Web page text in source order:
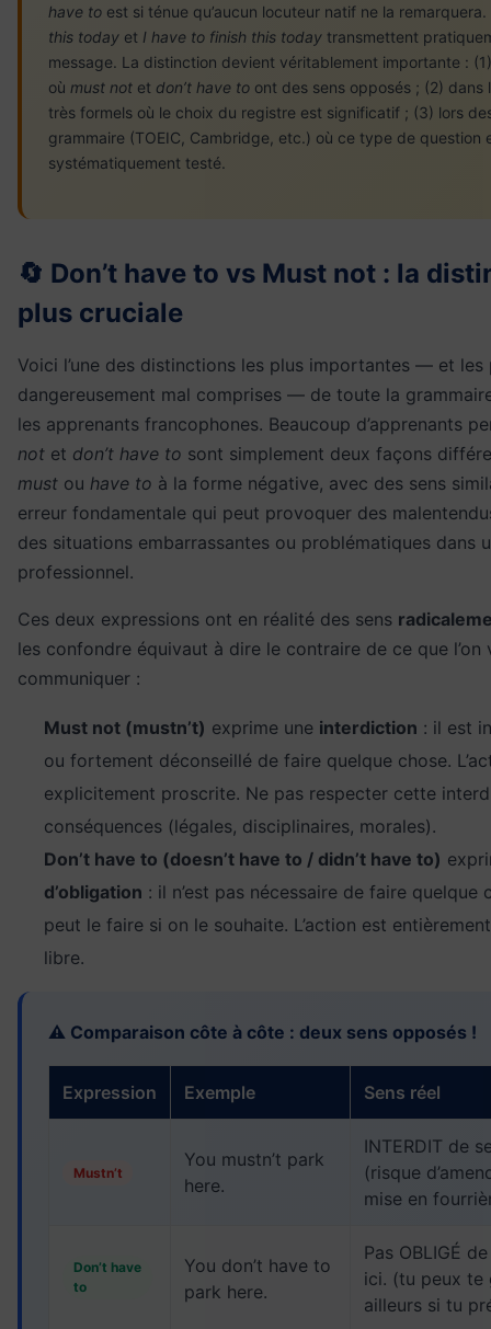
have to est si ténue qu’aucun locuteur natif ne la remarquera.
this today et I have to finish this today transmettent
message. La distinction devient véritablement importante :
où must not et don’t have to ont des sens opposés ; (2) dans
très formels où le choix du registre est significatif ; (3) lors
grammaire (TOEIC, Cambridge, etc.) où ce type de question
systématiquement testé.
🔄 Don’t have to vs Must not : la
plus cruciale
Voici l’une des distinctions les plus importantes — et les
dangereusement mal comprises — de toute la
les apprenants francophones. Beaucoup d’apprenants
not et don’t have to sont simplement deux façons
must ou have to à la forme négative, avec des sens
erreur fondamentale qui peut provoquer des
des situations embarrassantes ou problématiques dans
professionnel.
Ces deux expressions ont en réalité des sens
les confondre équivaut à dire le contraire de ce que l’on
communiquer :
Must not (mustn’t) exprime une interdiction : il est
ou fortement déconseillé de faire quelque chose.
explicitement proscrite. Ne pas respecter cette
conséquences (légales, disciplinaires, morales).
Don’t have to (doesn’t have to / didn’t have to)
d’obligation : il n’est pas nécessaire de faire quelque
peut le faire si on le souhaite. L’action est
libre.
⚠️ Comparaison côte à côte : deux sens opposés !
Expression Exemple Sens réel
Mustn’t
You mustn’t park
here.
INTERDIT de
(risque
mise en
Don’t have
to
You don’t have to
park here.
Pas OBLIGÉ
ici. (tu peux te
ailleurs si tu